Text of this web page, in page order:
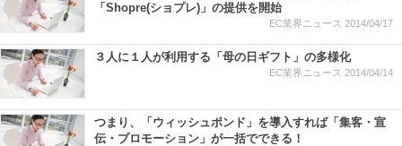
「Shopre(ショプレ)」の提供を開始
EC業界ニュース 2014/04/17
３人に１人が利用する「母の日ギフト」の多様化
EC業界ニュース 2014/04/14
つまり、「ウィッシュポンド」を導入すれば「集客・宣
伝・プロモーション」が一括でできる！